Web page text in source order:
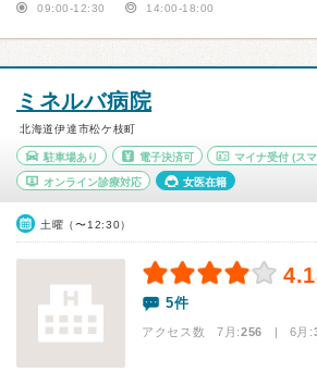
09:00-12:30 14:00-18:00
ミネルバ病院
北海道伊達市松ケ枝町
駐車場あり 電子決済可 マイナ受付 (ス
オンライン診療対応 女医在籍
土曜（〜12:30）
5件
アクセス数 7月:256 | 6月: